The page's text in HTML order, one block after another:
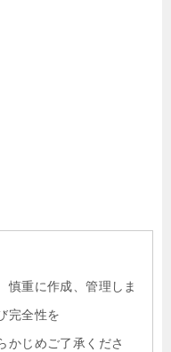
慎重に作成、管理しま
完全性を
かじめご了承くださ